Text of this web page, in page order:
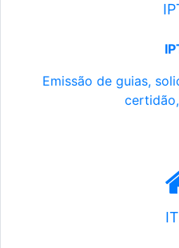
Emissão de guias,